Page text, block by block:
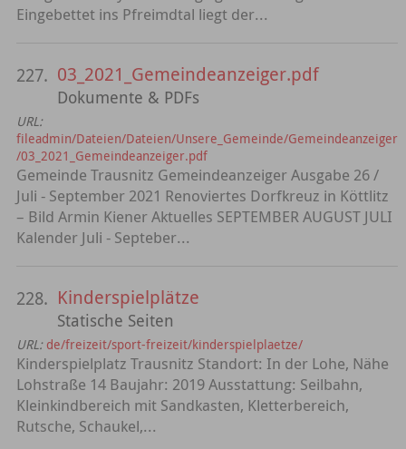
Eingebettet ins Pfreimdtal liegt der...
227. 03_2021_Gemeindeanzeiger.pdf
Dokumente & PDFs
URL:
fileadmin/Dateien/Dateien/Unsere_Gemeinde/Gemeindeanzeiger
/03_2021_Gemeindeanzeiger.pdf
Gemeinde Trausnitz Gemeindeanzeiger Ausgabe 26 /
Juli - September 2021 Renoviertes Dorfkreuz in Köttlitz
– Bild Armin Kiener Aktuelles SEPTEMBER AUGUST JULI
Kalender Juli - Septeber...
228. Kinderspielplätze
Statische Seiten
URL: de/freizeit/sport-freizeit/kinderspielplaetze/
Kinderspielplatz Trausnitz Standort: In der Lohe, Nähe
Lohstraße 14 Baujahr: 2019 Ausstattung: Seilbahn,
Kleinkindbereich mit Sandkasten, Kletterbereich,
Rutsche, Schaukel,...